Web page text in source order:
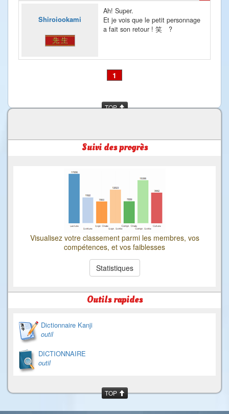
Shiroiookami
Ah! Super.
Et je vois que le petit personnage
a fait son retour ! 笑 ?
1
TOP
Suivi des progrès
Visualisez votre classement parmi les membres, vos
compétences, et vos faiblesses
Statistiques
Outils rapides
Dictionnaire Kanji
outil
DICTIONNAIRE
outil
TOP